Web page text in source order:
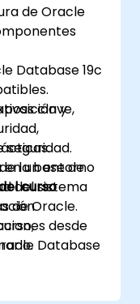
de Oracle
Database 19c
clave,
seguridad.
la base de
del sistema
de Oracle.
desde
Database
y
un entorno
curso